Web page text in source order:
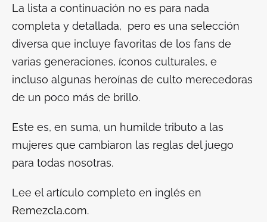
La lista a continuación no es para nada
completa y detallada, pero es una selección
diversa que incluye favoritas de los fans de
varias generaciones, íconos culturales, e
incluso algunas heroínas de culto merecedoras
de un poco más de brillo.
Este es, en suma, un humilde tributo a las
mujeres que cambiaron las reglas del juego
para todas nosotras.
Lee el artículo completo en inglés en
Remezcla.com.